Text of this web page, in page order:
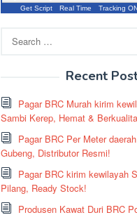
Get Script Real Time Tracking
for:
Recent
Pagar BRC Murah kirim
Sambi Kerep, Hemat &
Pagar BRC Per Meter
Gubeng, Distributor Resmi!
Pagar BRC kirim kewilayah
Pilang, Ready Stock!
Produsen Kawat Duri BRC